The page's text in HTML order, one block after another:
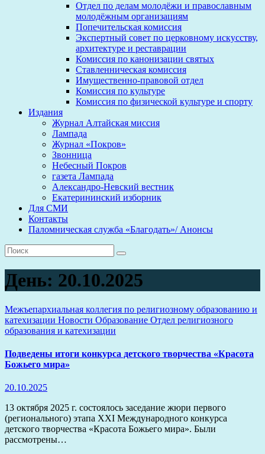
Отдел по делам молодёжи и православным
молодёжным организациям
Попечительская комиссия
Экспертный совет по церковному искусству,
архитектуре и реставрации
Комиссия по канонизации святых
Ставленническая комиссия
Имущественно-правовой отдел
Комиссия по культуре
Комиссия по физической культуре и спорту
Издания
Журнал Алтайская миссия
Лампада
Журнал «Покров»
Звонница
Небесный Покров
газета Лампада
Александро-Невский вестник
Екатерининский изборник
Для СМИ
Контакты
Паломническая служба «Благодать»/ Анонсы
День: 20.10.2025
Межъепархиальная коллегия по религиозному образованию и
катехизации Новости Образование Отдел религиозного
образования и катехизации
Подведены итоги конкурса детского творчества «Красота
Божьего мира»
20.10.2025
13 октября 2025 г. состоялось заседание жюри первого
(регионального) этапа XXI Международного конкурса
детского творчества «Красота Божьего мира». Были
рассмотрены…